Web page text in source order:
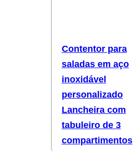
Contentor para
saladas em aço
inoxidável
personalizado
Lancheira com
tabuleiro de 3
compartimentos